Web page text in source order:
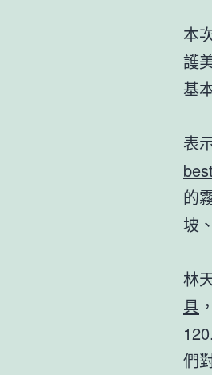
本
護
基
表
的
坡
林
具
120.
們